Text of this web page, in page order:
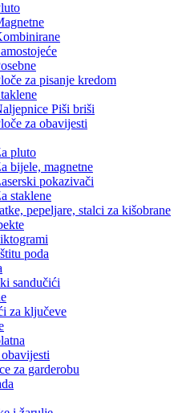
za pisanje kredom
Piši briši
za obavijesti
pluto
bijele, magnetne
pokazivači
staklene
pepeljare, stalci za kišobrane
poda
sandučići
za ključeve
za garderobu